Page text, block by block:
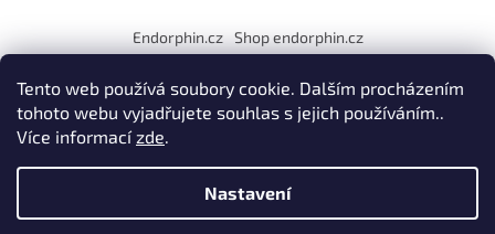
Tento web používá soubory cookie. Dalším procházením
tohoto webu vyjadřujete souhlas s jejich používáním..
Více informacízde.
Nastavení
Endorphin.cz Shop endorphin.cz
fa fa-facebook